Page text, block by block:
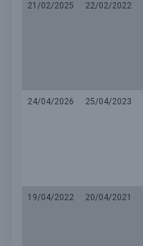
21/02/2025 22/02/2022
24/04/2026 25/04/2023
19/04/2022 20/04/2021